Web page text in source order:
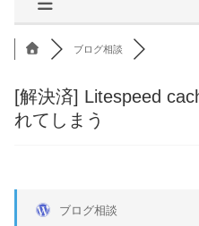
ブログ相談
[解決済] Litespeed
れてしまう
ブログ相談